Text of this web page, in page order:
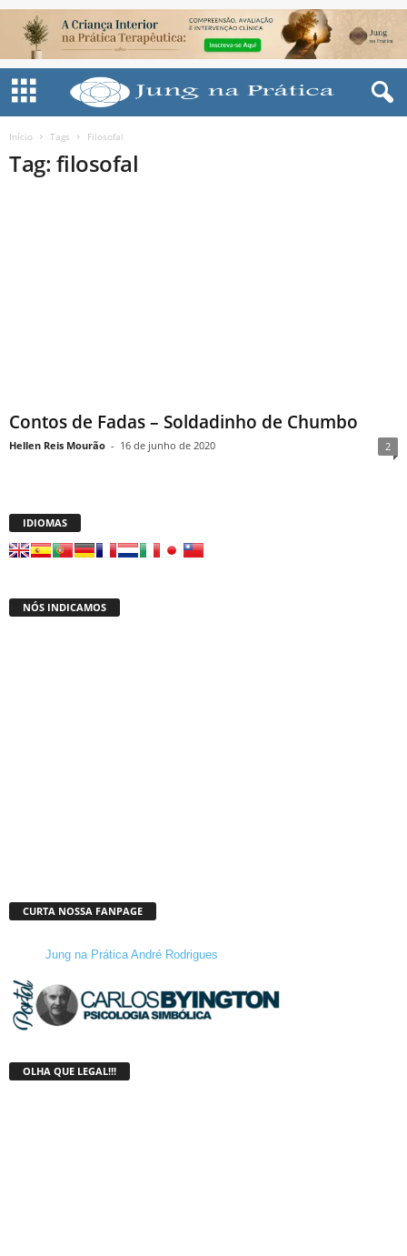
Início Tags Filosofal
Tag: filosofal
Contos de Fadas – Soldadinho de Chumbo
Hellen Reis Mourão - 16 de junho de 2020 2
IDIOMAS
NÓS INDICAMOS
CURTA NOSSA FANPAGE
Jung na Prática André Rodrigues
OLHA QUE LEGAL!!!